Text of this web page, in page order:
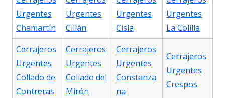
Urgentes
Chamartín
Urgentes
Cillán
Urgentes
Cisla
Urgentes
La Colilla
Cerrajeros
Urgentes
Collado de
Contreras
Cerrajeros
Urgentes
Collado del
Mirón
Cerrajeros
Urgentes
Constanza
na
Cerrajeros
Urgentes
Crespos